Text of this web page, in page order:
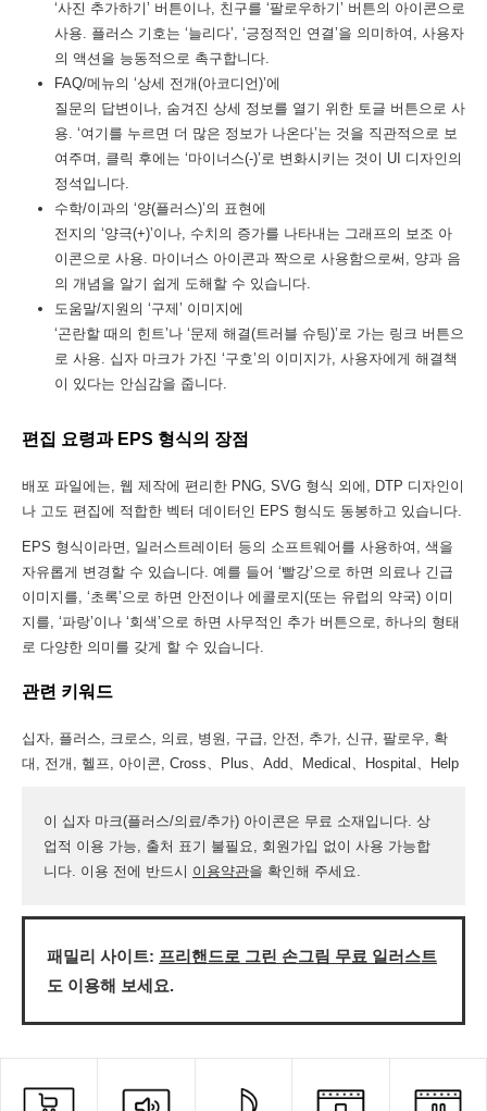
‘사진 추가하기’ 버튼이나, 친구를 ‘팔로우하기’ 버튼의 아이콘으로
사용. 플러스 기호는 ‘늘리다’, ‘긍정적인 연결’을 의미하여, 사용자
의 액션을 능동적으로 촉구합니다.
FAQ/메뉴의 ‘상세 전개(아코디언)’에
질문의 답변이나, 숨겨진 상세 정보를 열기 위한 토글 버튼으로 사
용. ‘여기를 누르면 더 많은 정보가 나온다’는 것을 직관적으로 보
여주며, 클릭 후에는 ‘마이너스(-)’로 변화시키는 것이 UI 디자인의
정석입니다.
수학/이과의 ‘양(플러스)’의 표현에
전지의 ‘양극(+)’이나, 수치의 증가를 나타내는 그래프의 보조 아
이콘으로 사용. 마이너스 아이콘과 짝으로 사용함으로써, 양과 음
의 개념을 알기 쉽게 도해할 수 있습니다.
도움말/지원의 ‘구제’ 이미지에
‘곤란할 때의 힌트’나 ‘문제 해결(트러블 슈팅)’로 가는 링크 버튼으
로 사용. 십자 마크가 가진 ‘구호’의 이미지가, 사용자에게 해결책
이 있다는 안심감을 줍니다.
편집 요령과 EPS 형식의 장점
배포 파일에는, 웹 제작에 편리한 PNG, SVG 형식 외에, DTP 디자인이
나 고도 편집에 적합한 벡터 데이터인 EPS 형식도 동봉하고 있습니다.
EPS 형식이라면, 일러스트레이터 등의 소프트웨어를 사용하여, 색을
자유롭게 변경할 수 있습니다. 예를 들어 ‘빨강’으로 하면 의료나 긴급
이미지를, ‘초록’으로 하면 안전이나 에콜로지(또는 유럽의 약국) 이미
지를, ‘파랑’이나 ‘회색’으로 하면 사무적인 추가 버튼으로, 하나의 형태
로 다양한 의미를 갖게 할 수 있습니다.
관련 키워드
십자, 플러스, 크로스, 의료, 병원, 구급, 안전, 추가, 신규, 팔로우, 확
대, 전개, 헬프, 아이콘, Cross、Plus、Add、Medical、Hospital、Help
이 십자 마크(플러스/의료/추가) 아이콘은 무료 소재입니다. 상
업적 이용 가능, 출처 표기 불필요, 회원가입 없이 사용 가능합
니다. 이용 전에 반드시 이용약관을 확인해 주세요.
패밀리 사이트: 프리핸드로 그린 손그림 무료 일러스트
도 이용해 보세요.